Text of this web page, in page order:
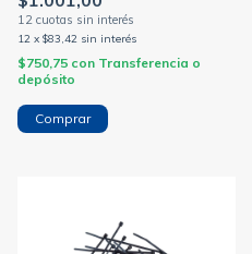
12 x $83,42 sin interés
$750,75 con Transferencia o
depósito